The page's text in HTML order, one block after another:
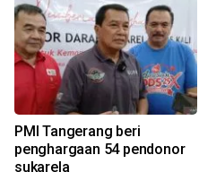
PMI Tangerang beri
penghargaan 54 pendonor
sukarela